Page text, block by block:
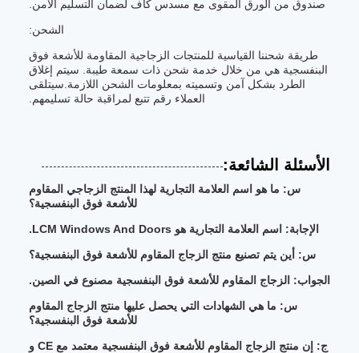
صندوق من الورق المقوى مع مسدس كاف لضمان التسليم الآمن.
الشحن:
طريقة شحننا القياسية للمنتجات الزجاجية المقاومة للأشعة فوق
البنفسجية هي من خلال خدمة شحن ذات سمعة طيبة. سيتم إغلاق
الطرد بشكل آمن وتسميته بمعلومات الشحن اللازمة.سيتلقى
العملاء رقم تتبع لمراقبة حالة تسليمهم.
الأسئلة الشائعة:
س: ما هو اسم العلامة التجارية لهذا المنتج الزجاجي المقاوم
للأشعة فوق البنفسجية؟
الإجابة: اسم العلامة التجارية هو LCM Windows And Doors.
س: أين يتم تصنيع منتج الزجاج المقاوم للأشعة فوق البنفسجية؟
الجواب: الزجاج المقاوم للأشعة فوق البنفسجية مصنوع في الصين.
س: ما هي الشهادات التي يحصل عليها منتج الزجاج المقاوم
للأشعة فوق البنفسجية؟
ج: إن منتج الزجاج المقاوم للأشعة فوق البنفسجية معتمد مع CE و